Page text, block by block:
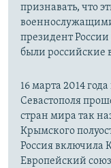
признавать, что
президент
были российские
16 марта 2014
Севастополя
стран мира так
Крымского
Россия включила
Европейский